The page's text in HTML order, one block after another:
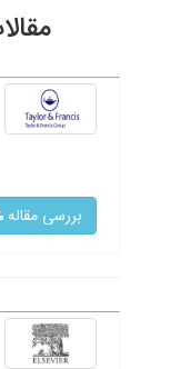
بررسی مقاله